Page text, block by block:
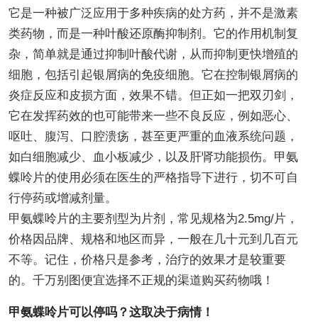
它是一种被广泛应用于多种疾病的处方药，并不是激素
类药物，而是一种叶酸还原酶抑制剂。它的作用机制复
杂，简单就是通过抑制叶酸代谢，从而抑制更快增殖的
细胞，包括引起银屑病的免疫细胞。它在控制银屑病的
炎症反应和皮损方面，效果不错。但正如一把双刃剑，
它在发挥药效的也可能带来一些不良反应，例如恶心、
呕吐、腹泻、口腔溃疡，甚至更严重的血液系统问题，
如白细胞减少、血小板减少，以及肝肾功能损伤。甲氨
蝶呤片的使用必须在医生的严格指导下进行，切不可自
行停药或增减剂量。
甲氨蝶呤片的主要剂型为片剂，常见规格为2.5mg/片，
价格因品牌、规格和地区而异，一般在几十元到几百元
不等。记住，价格只是参考，治疗的效果才是较重要
的。千万别图便宜选择不正规的渠道购买药物哦！
甲氨蝶呤片可以停吗？这取决于病情！